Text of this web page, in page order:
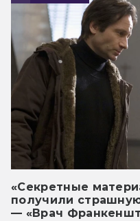
«Секретные
получили
— «Врач